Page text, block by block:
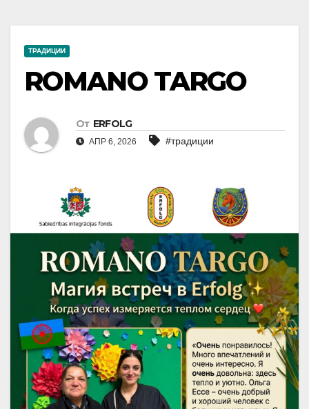
ТРАДИЦИИ
ROMANO TARGO
От ERFOLG
АПР 6, 2026 #традиции